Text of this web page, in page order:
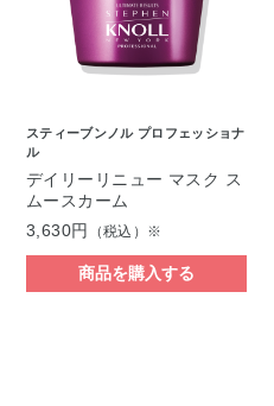
スティーブンノル プロフェッショナ
ル
デイリーリニュー マスク ス
ムースカーム
3,630円
（税込）※
商品を購入する